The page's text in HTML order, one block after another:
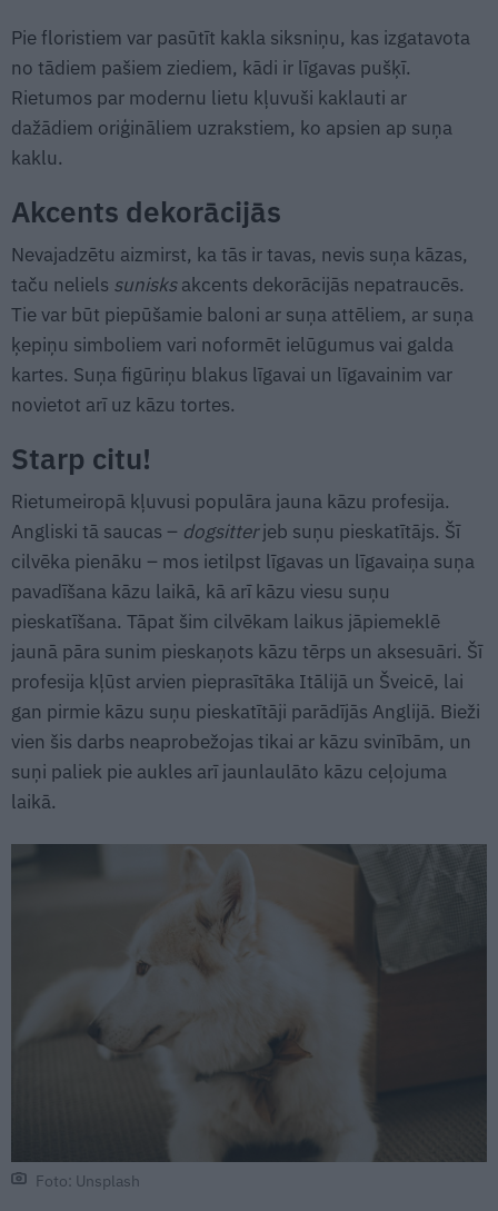
Pie floristiem var pasūtīt kakla siksniņu, kas izgatavota
no tādiem pašiem ziediem, kādi ir līgavas pušķī.
Rietumos par modernu lietu kļuvuši kaklauti ar
dažādiem oriģināliem uzrakstiem, ko apsien ap suņa
kaklu.
Akcents dekorācijās
Nevajadzētu aizmirst, ka tās ir tavas, nevis suņa kāzas,
taču neliels sunisksakcents dekorācijās nepatraucēs.
Tie var būt piepūšamie baloni ar suņa attēliem, ar suņa
ķepiņu simboliem vari noformēt ielūgumus vai galda
kartes. Suņa figūriņu blakus līgavai un līgavainim var
novietot arī uz kāzu tortes.
Starp citu!
Rietumeiropā kļuvusi populāra jauna kāzu profesija.
Angliski tā saucas – dogsitterjeb suņu pieskatītājs. Šī
cilvēka pienāku – mos ietilpst līgavas un līgavaiņa suņa
pavadīšana kāzu laikā, kā arī kāzu viesu suņu
pieskatīšana. Tāpat šim cilvēkam laikus jāpiemeklē
jaunā pāra sunim pieskaņots kāzu tērps un aksesuāri. Šī
profesija kļūst arvien pieprasītāka Itālijā un Šveicē, lai
gan pirmie kāzu suņu pieskatītāji parādījās Anglijā. Bieži
vien šis darbs neaprobežojas tikai ar kāzu svinībām, un
suņi paliek pie aukles arī jaunlaulāto kāzu ceļojuma
laikā.
Foto: Unsplash